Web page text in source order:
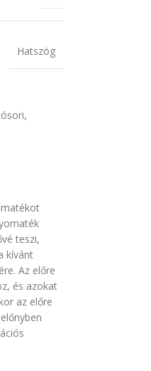
Hatszög
,
teszi,
kívánt
Az előre
és azokat
az előre